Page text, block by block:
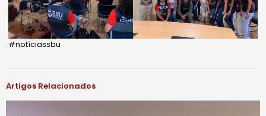
#notíciassbu
Artigos Relacionados